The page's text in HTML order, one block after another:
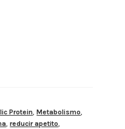
Protein,Metabolismo,
,reducir apetito,